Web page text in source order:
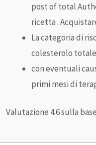
post of total
ricetta .
La categoria di
colesterolo
con eventuali
primi mesi di
Valutazione 4.6sulla